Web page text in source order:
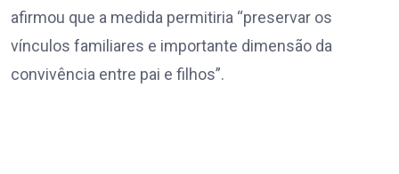
afirmou que a medida permitiria “preservar os
vínculos familiares e importante dimensão da
convivência entre pai e filhos”.